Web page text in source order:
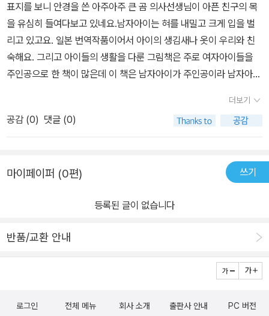
표지를 보니 안경을 쓴 아주아주 큰 곰 의사선생님이 아픈 친구의 목
을 유심히 들여다보고 있네요.남자아이는 혀를 내밀고 크게 입을 벌
리고 있고요. 일본 번역작품이어서 아이의 생김새나 옷이 우리와 친
숙해요. 그리고 아이들의 생활을 다룬 그림책은 주로 여자아이들을
주인공으로 한 책이 많은데 이 책은 남자아이가 주인공이라 남자아이
겠어요. 저녁을 먹고난 정우는 갑자기 '콜록' 하지만 내일 사촌형이랑
낚시를 하기로 약속했던 터라 억지로 기침을 참으려 해요. 하지만 결
국 엄마에게 들키고 기침도 하고 열도 있고 가슴에서 색쌕 소리도 난
심통이 나서 침대에 누웠는데 갑자기 곰 의사선생님이 똑똑! 길을 잘
고 말했어요. 의사 선생님은 목이 부었다며 양치질하는 방법을 알려
요. 두번째 똑똑! 이번엔 열이 있다고 말했더니 곰 의사선생님은 커다
리가 나는 정우에게 이불을 동굴처럼만들어 따뜻한 입김을 훅~. 정우
붙이고 있는 아이들에겐 정말 재미있을 것 같아요. 그리고 감기에 걸
더보기
공감 (0) 댓글 (0)
마이페이퍼 (0편) 쓰기
등록된 글이 없습니다
반품/교환 안내
로그인 전체 메뉴 회사 소개 출판사 안내 PC 버전